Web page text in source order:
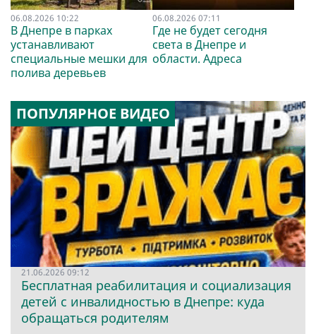
06.08.2026 10:22
В Днепре в парках
устанавливают
специальные мешки для
полива деревьев
06.08.2026 07:11
Где не будет сегодня
света в Днепре и
области. Адреса
ПОПУЛЯРНОЕ ВИДЕО
21.06.2026 09:12
Бесплатная реабилитация и социализация
детей с инвалидностью в Днепре: куда
обращаться родителям